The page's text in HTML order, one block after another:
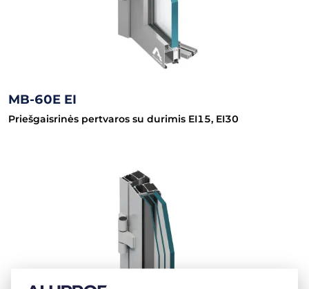
MB-60E EI
Priešgaisrinės pertvaros su durimis EI15, EI30